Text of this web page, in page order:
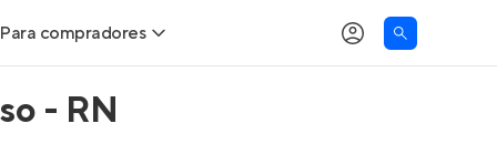
Para compradores
Buscar um imóvel novo
- RN